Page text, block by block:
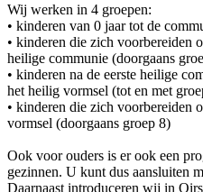
Wij werken in 4 groepen:
• kinderen van 0 jaar tot de
• kinderen die zich voorbereiden
heilige communie (doorgaans
• kinderen na de eerste heilige
het heilig vormsel (tot en met
• kinderen die zich voorbereiden
vormsel (doorgaans groep 8)
Ook voor ouders is er ook een
gezinnen. U kunt dus aansluiten
Daarnaast introduceren wij in